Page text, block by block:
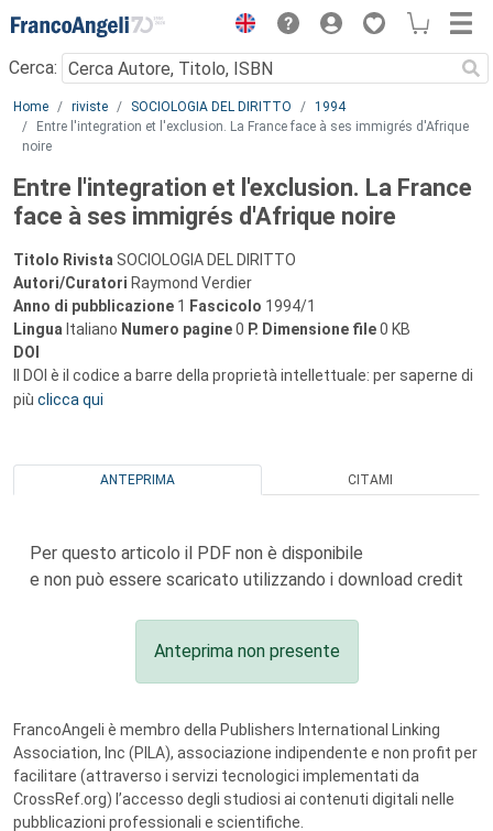
Menu
Cerca:
Main content
Home riviste SOCIOLOGIA DEL DIRITTO
1994
Entre l'integration et l'exclusion. La France face à ses immigrés d'Afrique
noire
Entre l'integration et l'exclusion. La France
face à ses immigrés d'Afrique noire
Titolo Rivista SOCIOLOGIA DEL DIRITTO
Autori/Curatori Raymond Verdier
Anno di pubblicazione 1 Fascicolo 1994/1
Lingua Italiano Numero pagine0 P. Dimensione file0 KB
DOI
Il DOI è il codice a barre della proprietà intellettuale: per saperne di
più clicca qui
ANTEPRIMA CITAMI
Per questo articolo il PDF non è disponibile
e non può essere scaricato utilizzando i download credit
Anteprima non presente
FrancoAngeli è membro della Publishers International Linking
Association, Inc (PILA), associazione indipendente e non profit per
facilitare (attraverso i servizi tecnologici implementati da
CrossRef.org) l’accesso degli studiosi ai contenuti digitali nelle
pubblicazioni professionali e scientifiche.